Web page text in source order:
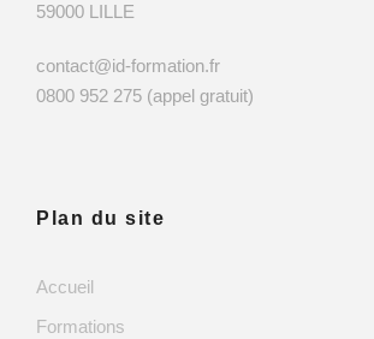
59000 LILLE
contact@id-formation.fr
0800 952 275 (appel gratuit)
Plan du site
Accueil
Formations